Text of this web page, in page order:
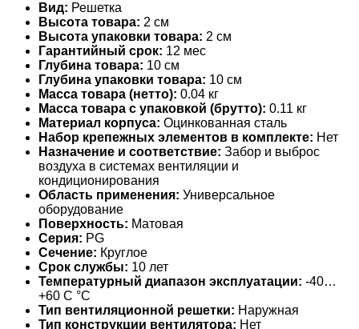
Вид: Решетка
Высота товара: 2 см
Высота упаковки товара: 2 см
Гарантийный срок: 12 мес
Глубина товара: 10 см
Глубина упаковки товара: 10 см
Масса товара (нетто): 0.04 кг
Масса товара с упаковкой (брутто): 0.11 кг
Материал корпуса: Оцинкованная сталь
Набор крепежных элементов в комплекте: Нет
Назначение и соответствие: Забор и выброс
воздуха в системах вентиляции и
кондиционирования
Область применения: Универсальное
оборудование
Поверхность: Матовая
Серия: PG
Сечение: Круглое
Срок службы: 10 лет
Температурный диапазон эксплуатации: -40…
+60 С °С
Тип вентиляционной решетки: Наружная
Тип конструкции вентилятора: Нет